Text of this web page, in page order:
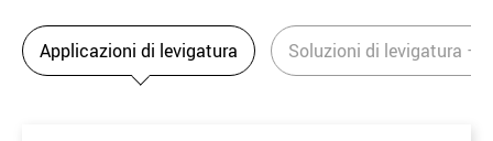
Applicazioni di levigatura Soluzioni di levigatura –